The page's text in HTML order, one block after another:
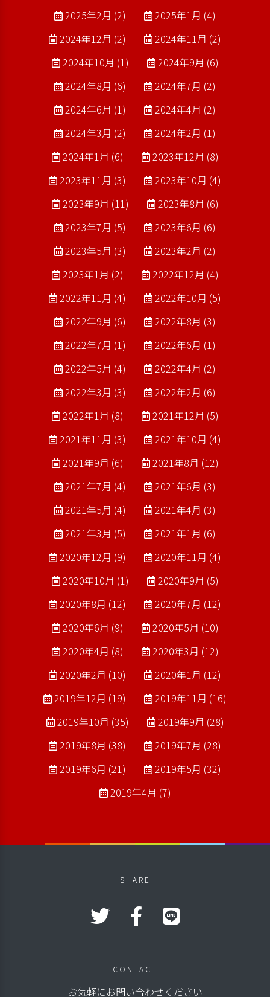
2025年2月 (2)
2025年1月 (4)
2024年12月 (2)
2024年11月 (2)
2024年10月 (1)
2024年9月 (6)
2024年8月 (6)
2024年7月 (2)
2024年6月 (1)
2024年4月 (2)
2024年3月 (2)
2024年2月 (1)
2024年1月 (6)
2023年12月 (8)
2023年11月 (3)
2023年10月 (4)
2023年9月 (11)
2023年8月 (6)
2023年7月 (5)
2023年6月 (6)
2023年5月 (3)
2023年2月 (2)
2023年1月 (2)
2022年12月 (4)
2022年11月 (4)
2022年10月 (5)
2022年9月 (6)
2022年8月 (3)
2022年7月 (1)
2022年6月 (1)
2022年5月 (4)
2022年4月 (2)
2022年3月 (3)
2022年2月 (6)
2022年1月 (8)
2021年12月 (5)
2021年11月 (3)
2021年10月 (4)
2021年9月 (6)
2021年8月 (12)
2021年7月 (4)
2021年6月 (3)
2021年5月 (4)
2021年4月 (3)
2021年3月 (5)
2021年1月 (6)
2020年12月 (9)
2020年11月 (4)
2020年10月 (1)
2020年9月 (5)
2020年8月 (12)
2020年7月 (12)
2020年6月 (9)
2020年5月 (10)
2020年4月 (8)
2020年3月 (12)
2020年2月 (10)
2020年1月 (12)
2019年12月 (19)
2019年11月 (16)
2019年10月 (35)
2019年9月 (28)
2019年8月 (38)
2019年7月 (28)
2019年6月 (21)
2019年5月 (32)
2019年4月 (7)
SHARE
CONTACT
お気軽にお問い合わせください